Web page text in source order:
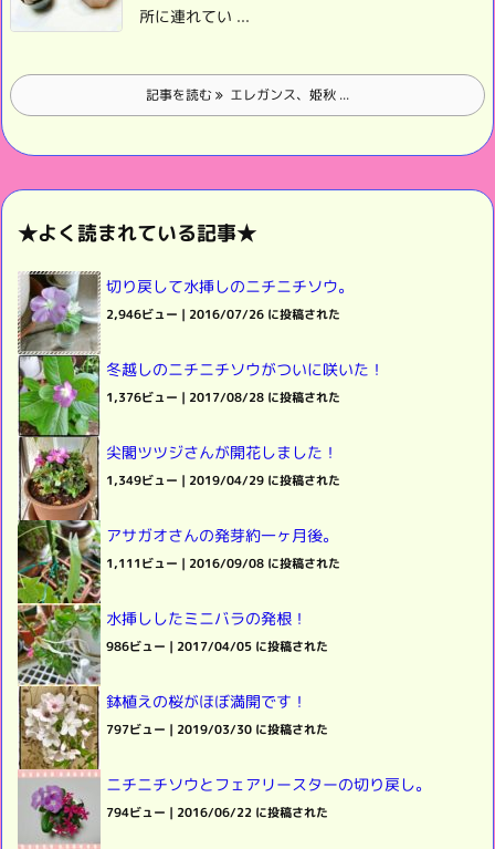
所に連れてい ...
記事を読む エレガンス、姫秋 ...
★よく読まれている記事★
切り戻して水挿しのニチニチソウ。
2,946ビュー | 2016/07/26 に投稿された
冬越しのニチニチソウがついに咲いた！
1,376ビュー | 2017/08/28 に投稿された
尖閣ツツジさんが開花しました！
1,349ビュー | 2019/04/29 に投稿された
アサガオさんの発芽約一ヶ月後。
1,111ビュー | 2016/09/08 に投稿された
水挿ししたミニバラの発根！
986ビュー | 2017/04/05 に投稿された
鉢植えの桜がほぼ満開です！
797ビュー | 2019/03/30 に投稿された
ニチニチソウとフェアリースターの切り戻し。
794ビュー | 2016/06/22 に投稿された